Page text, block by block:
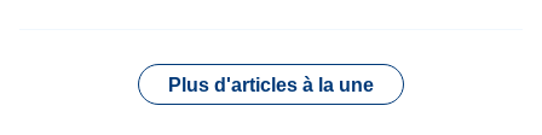
Plus d'articles à la une